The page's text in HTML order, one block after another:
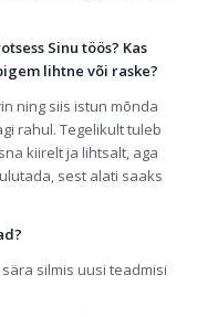
Sinu töös? Kas
lihtne või raske?
ning siis istun mõnda
rahul. Tegelikult tuleb
kiirelt ja lihtsalt, aga
sest alati saaks
silmis uusi teadmisi